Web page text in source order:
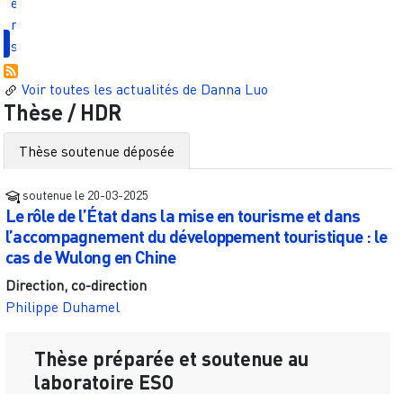
r
s
Voir toutes les actualités de Danna Luo
Thèse / HDR
Thèse soutenue déposée
soutenue le 20-03-2025
Le rôle de l’État dans la mise en tourisme et dans
l’accompagnement du développement touristique : le
cas de Wulong en Chine
Direction, co-direction
Philippe Duhamel
Thèse préparée et soutenue au
laboratoire ESO